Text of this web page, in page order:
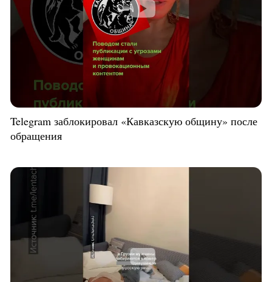
Telegram заблокировал «Кавказскую общину» после
обращения